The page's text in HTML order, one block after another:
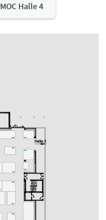
MOC Halle 4
D21
D17
D13
D22
D25
D29
D19
D24
D18